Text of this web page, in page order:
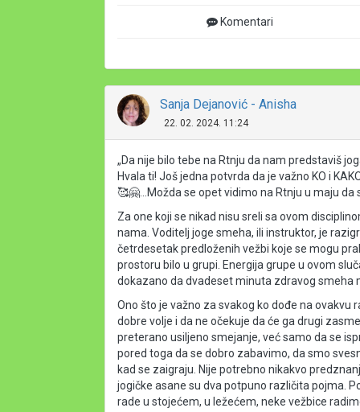
Komentari
Sanja Dejanović - Anisha
22. 02. 2024. 11:24
„Da nije bilo tebe na Rtnju da nam predstaviš
Hvala ti! Još jedna potvrda da je važno KO i
🥰🤗...Možda se opet vidimo na Rtnju u maju
Za one koji se nikad nisu sreli sa ovom
nama. Voditelj joge smeha, ili instruktor, je
četrdesetak predloženih vežbi koje se mogu
prostoru bilo u grupi. Energija grupe u ovom
dokazano da dvadeset minuta zdravog smeha
Ono što je važno za svakog ko dođe na
dobre volje i da ne očekuje da će ga drugi
preterano usiljeno smejanje, već samo da se
pored toga da se dobro zabavimo, da smo
kad se zaigraju. Nije potrebno nikakvo
jogičke asane su dva potpuno različita pojma.
rade u stojećem, u ležećem, neke vežbice